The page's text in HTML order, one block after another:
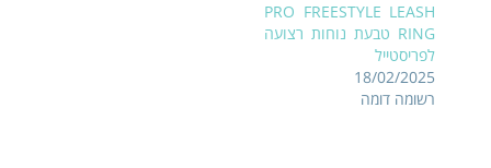
PRO FREESTYLE LEASH
RING טבעת נוחות רצועה
לפריסטייל
18/02/2025
רשומה דומה